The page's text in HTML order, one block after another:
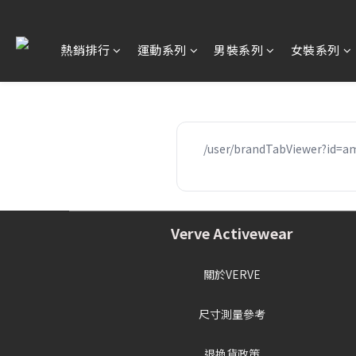
熱銷排行 運動系列 男裝系列 女裝系列
/user/
Verve Activewear
關於VERVE
尺寸測量參考